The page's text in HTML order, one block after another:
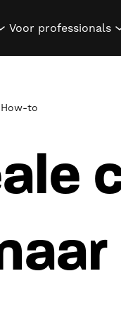
show submenu for
Voor professionals
How-to